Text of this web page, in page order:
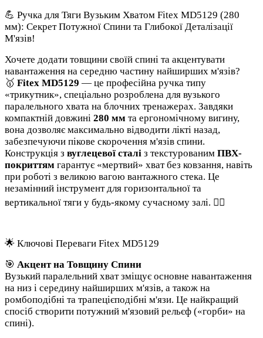
💪 Ручка для Тяги Вузьким Хватом Fitex MD5129 (280
мм): Секрет Потужної Спини та Глибокої Деталізації
М'язів!
Хочете додати товщини своїй спині та акцентувати
навантаження на середню частину найширших м'язів?
🥇 Fitex MD5129 — це професійна ручка типу
«трикутник», спеціально розроблена для вузького
паралельного хвата на блочних тренажерах. Завдяки
компактній довжині 280 мм та ергономічному вигину,
вона дозволяє максимально відводити лікті назад,
забезпечуючи пікове скорочення м'язів спини.
Конструкція з вуглецевої сталі з текстурованим ПВХ-
покриттям гарантує «мертвий» хват без ковзання, навіть
при роботі з великою вагою вантажного стека. Це
незамінний інструмент для горизонтальної та
вертикальної тяги у будь-якому сучасному залі. 🏋️‍♂️
🌟 Ключові Переваги Fitex MD5129
🎯 Акцент на Товщину Спини
Вузький паралельний хват зміщує основне навантаження
на низ і середину найширших м'язів, а також на
ромбоподібні та трапецієподібні м'язи. Це найкращий
спосіб створити потужний м'язовий рельєф («горби» на
спині).